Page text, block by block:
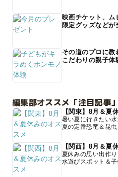
映画チケット、ム
限定グッズなどが
その道のプロに教
こだわりの親子体
編集部オススメ「注目記事」
【関東】8月＆夏
暑い夏に行きたい
夏の定番恐竜＆昆虫
【関西】8月＆夏
夏休みの思い出作
水遊びスポット＆